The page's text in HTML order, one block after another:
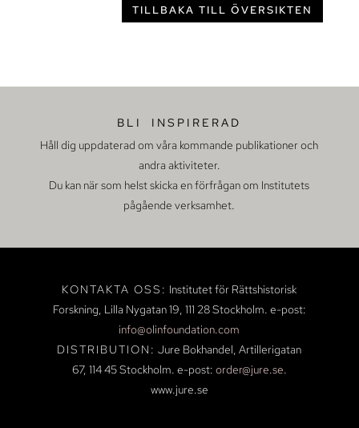
TILLBAKA TILL ÖVERSIKTEN
BLI INSPIRERAD
Håll dig uppdaterad om våra kommande publikationer och
andra aktiviteter.
Du kan när som helst skicka en förfrågan om Institutets
pågående verksamhet.
KONTAKTA OSS: Institutet för Rättshistorisk
Forskning, Lilla Nygatan 19, 111 28 Stockholm. e-post:
info@olinfoundation.com
DISTRIBUTION: Jure Bokhandel, Artillerigatan
67, 114 45 Stockholm. e-post: order@jure.se
www.jure.se